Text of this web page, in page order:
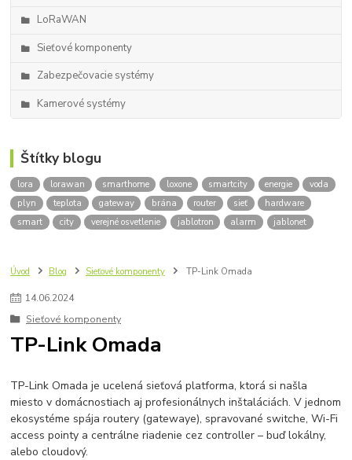
LoRaWAN
Sieťové komponenty
Zabezpečovacie systémy
Kamerové systémy
Štítky blogu
lora lorawan smarthome loxone smartcity energie
voda
plyn
teplota gateway brána router sieť
hardware
smart
city verejné osvetlenie jablotron alarm jablonet
Úvod Blog Sieťové komponenty TP-Link Omada
14.06.2024
Sieťové komponenty
TP-Link Omada
TP-Link Omada je ucelená sieťová platforma, ktorá si našla
miesto v domácnostiach aj profesionálnych inštaláciách. V jednom
ekosystéme spája routery (gatewaye), spravované switche, Wi-Fi
access pointy a centrálne riadenie cez controller – buď lokálny,
alebo cloudový.